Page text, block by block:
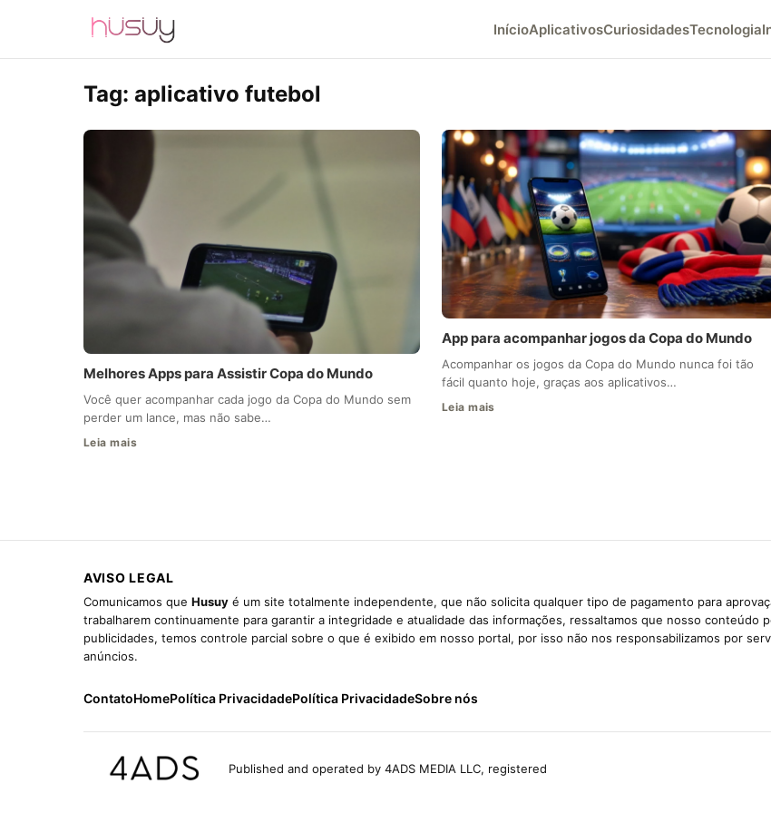
InícioAplicativosCuriosidadesTecnologia
Tag: aplicativo futebol
Melhores Apps para Assistir Copa do Mundo
Você quer acompanhar cada jogo da Copa do Mundo sem
perder um lance, mas não sabe…
Leia mais
App para acompanhar jogos da Copa do Mundo
Acompanhar os jogos da Copa do Mundo nunca foi tão
fácil quanto hoje, graças aos aplicativos…
Leia mais
AVISO LEGAL
Comunicamos que Husuy é um site totalmente independente, que não solicita qualquer tipo de pagamento para
trabalharem continuamente para garantir a integridade e atualidade das informações, ressaltamos que nosso conteúdo
publicidades, temos controle parcial sobre o que é exibido em nosso portal, por isso não nos responsabilizamos por
anúncios.
ContatoHomePolítica PrivacidadePolítica PrivacidadeSobre nós
Published and operated by 4ADS MEDIA LLC, registered